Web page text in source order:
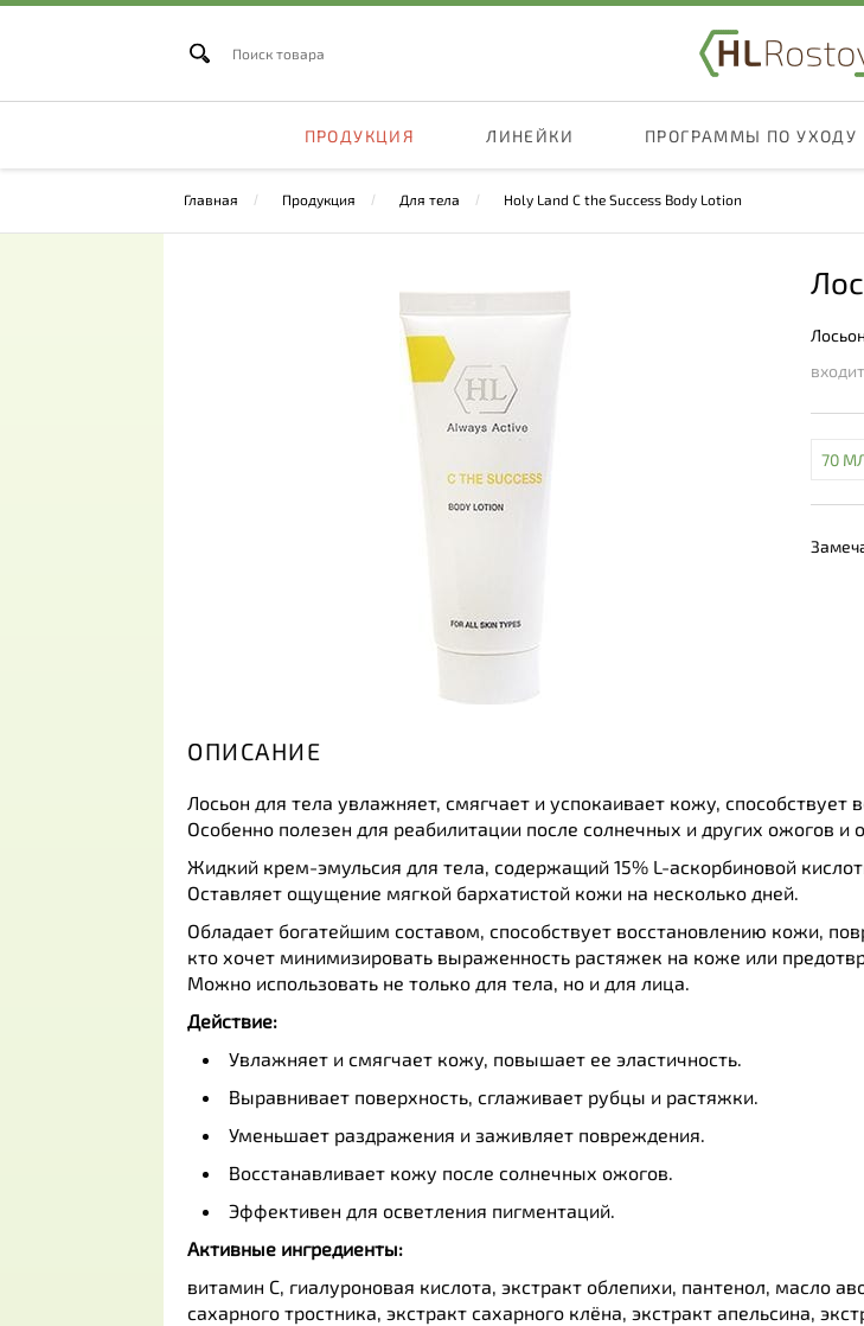
ПРОДУКЦИЯ ЛИНЕЙКИ ПРОГРАММЫ ПО УХОДУ
Главная Продукция Для тела Holy Land C the Success Body Lotion
70
ОПИСАНИЕ
Лосьон для тела увлажняет, смягчает и успокаивает кожу,
Особенно полезен для реабилитации после солнечных и других ожогов и
Жидкий крем-эмульсия для тела, содержащий 15% L-аскорбиновой
Оставляет ощущение мягкой бархатистой кожи на несколько дней.
Обладает богатейшим составом, способствует восстановлению кожи,
кто хочет минимизировать выраженность растяжек на коже или
Можно использовать не только для тела, но и для лица.
Действие:
Увлажняет и смягчает кожу, повышает ее эластичность.
Выравнивает поверхность, сглаживает рубцы и растяжки.
Уменьшает раздражения и заживляет повреждения.
Восстанавливает кожу после солнечных ожогов.
Эффективен для осветления пигментаций.
Активные ингредиенты:
витамин С, гиалуроновая кислота, экстракт облепихи, пантенол, масло
сахарного тростника, экстракт сахарного клёна, экстракт апельсина,